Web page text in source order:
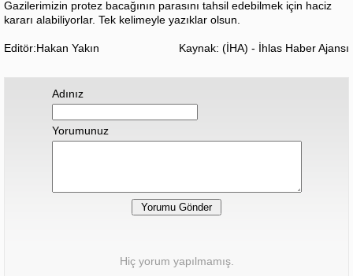
Gazilerimizin protez bacağının parasını tahsil edebilmek için haciz
kararı alabiliyorlar. Tek kelimeyle yazıklar olsun.
Editör:Hakan Yakın Kaynak: (İHA) - İhlas Haber Ajansı
Adınız
Yorumunuz
Hiç yorum yapılmamış.